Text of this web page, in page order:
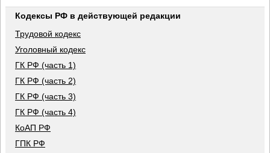
Кодексы РФ в действующей редакции
Трудовой кодекс
Уголовный кодекс
ГК РФ (часть 1)
ГК РФ (часть 2)
ГК РФ (часть 3)
ГК РФ (часть 4)
КоАП РФ
ГПК РФ